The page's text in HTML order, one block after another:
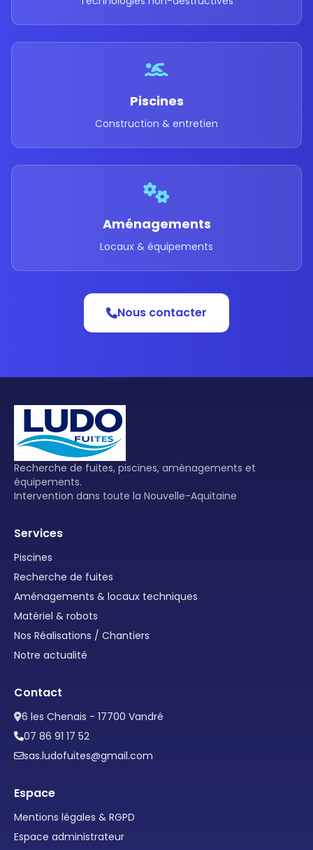
Piscines
Construction & entretien
Aménagements
Locaux & équipements
Nous contacter
Recherche de fuites, piscines, aménagements et
équipements.
Intervention dans toute la Nouvelle-Aquitaine
Services
Piscines
Recherche de fuites
Aménagements & locaux techniques
Matériel & robots
Nos Réalisations / Chantiers
Notre actualité
Contact
6 les Chenais - 17700 Vandré
07 86 91 17 52
sas.ludofuites@gmail.com
Espace
Mentions légales & RGPD
Espace administrateur